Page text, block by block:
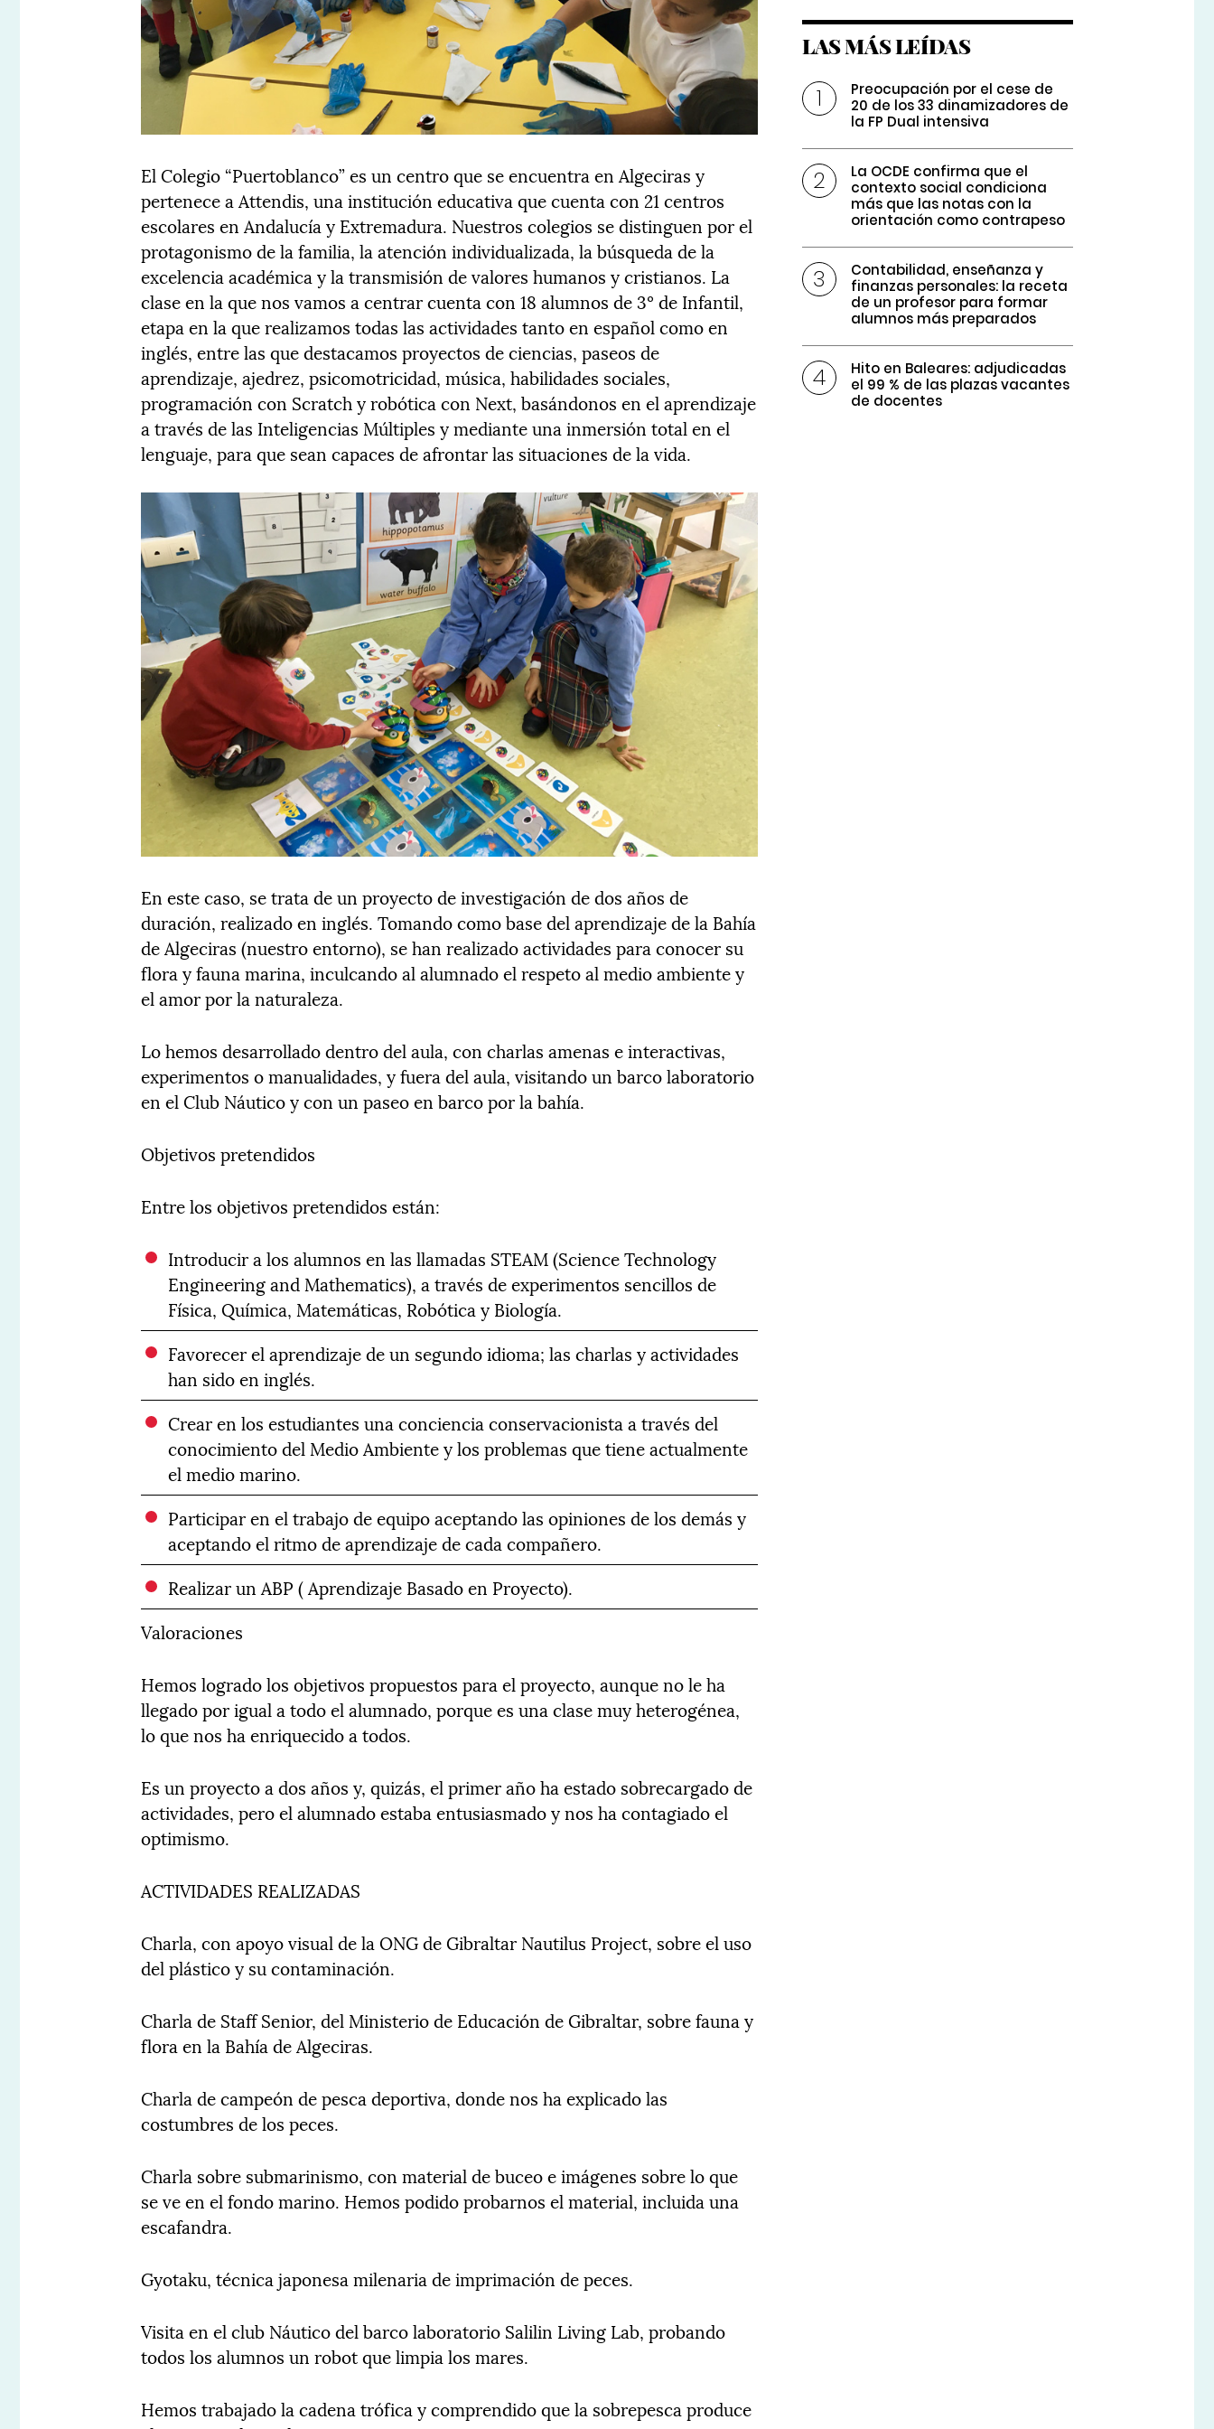
El Colegio “Puertoblanco” es un centro que se encuentra en Algeciras y
pertenece a Attendis, una institución educativa que cuenta con 21 centros
escolares en Andalucía y Extremadura. Nuestros colegios se distinguen por el
protagonismo de la familia, la atención individualizada, la búsqueda de la
excelencia académica y la transmisión de valores humanos y cristianos. La
clase en la que nos vamos a centrar cuenta con 18 alumnos de 3º de Infantil,
etapa en la que realizamos todas las actividades tanto en español como en
inglés, entre las que destacamos proyectos de ciencias, paseos de
aprendizaje, ajedrez, psicomotricidad, música, habilidades sociales,
programación con Scratch y robótica con Next, basándonos en el aprendizaje
a través de las Inteligencias Múltiples y mediante una inmersión total en el
lenguaje, para que sean capaces de afrontar las situaciones de la vida.
En este caso, se trata de un proyecto de investigación de dos años de
duración, realizado en inglés. Tomando como base del aprendizaje de la Bahía
de Algeciras (nuestro entorno), se han realizado actividades para conocer su
flora y fauna marina, inculcando al alumnado el respeto al medio ambiente y
el amor por la naturaleza.
Lo hemos desarrollado dentro del aula, con charlas amenas e interactivas,
experimentos o manualidades, y fuera del aula, visitando un barco laboratorio
en el Club Náutico y con un paseo en barco por la bahía.
Objetivos pretendidos
Entre los objetivos pretendidos están:
Introducir a los alumnos en las llamadas STEAM (Science Technology
Engineering and Mathematics), a través de experimentos sencillos de
Física, Química, Matemáticas, Robótica y Biología.
Favorecer el aprendizaje de un segundo idioma; las charlas y actividades
han sido en inglés.
Crear en los estudiantes una conciencia conservacionista a través del
conocimiento del Medio Ambiente y los problemas que tiene actualmente
el medio marino.
Participar en el trabajo de equipo aceptando las opiniones de los demás y
aceptando el ritmo de aprendizaje de cada compañero.
Realizar un ABP ( Aprendizaje Basado en Proyecto).
Valoraciones
Hemos logrado los objetivos propuestos para el proyecto, aunque no le ha
llegado por igual a todo el alumnado, porque es una clase muy heterogénea,
lo que nos ha enriquecido a todos.
Es un proyecto a dos años y, quizás, el primer año ha estado sobrecargado de
actividades, pero el alumnado estaba entusiasmado y nos ha contagiado el
optimismo.
ACTIVIDADES REALIZADAS
Charla, con apoyo visual de la ONG de Gibraltar Nautilus Project, sobre el uso
del plástico y su contaminación.
Charla de Staff Senior, del Ministerio de Educación de Gibraltar, sobre fauna y
flora en la Bahía de Algeciras.
Charla de campeón de pesca deportiva, donde nos ha explicado las
costumbres de los peces.
Charla sobre submarinismo, con material de buceo e imágenes sobre lo que
se ve en el fondo marino. Hemos podido probarnos el material, incluida una
escafandra.
Gyotaku, técnica japonesa milenaria de imprimación de peces.
Visita en el club Náutico del barco laboratorio Salilin Living Lab, probando
todos los alumnos un robot que limpia los mares.
Hemos trabajado la cadena trófica y comprendido que la sobrepesca produce
LAS MÁS LEÍDAS
Preocupación por el cese de
20 de los 33 dinamizadores de
la FP Dual intensiva
La OCDE confirma que el
contexto social condiciona
más que las notas con la
orientación como contrapeso
Contabilidad, enseñanza y
finanzas personales: la receta
de un profesor para formar
alumnos más preparados
Hito en Baleares: adjudicadas
el 99 % de las plazas vacantes
de docentes